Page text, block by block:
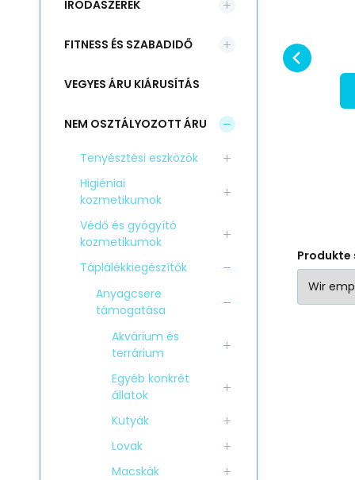
RABATT
madaraknak 20ml
IN DEN KORB
Állatgyógyászati
készítmény madarak
formájában. Alkalmas mind
Produkte
IRODASZEREK
FITNESS ÉS SZABADIDŐ
VEGYES ÁRU KIÁRUSÍTÁS
NEM OSZTÁLYOZOTT ÁRU
Tenyésztési eszközök
Higiéniai
kozmetikumok
Védő és gyógyító
kozmetikumok
Táplálékkiegészítők
Anyagcsere
támogatása
Akvárium és
terrárium
Egyéb konkrét
állatok
Kutyák
Lovak
Macskák